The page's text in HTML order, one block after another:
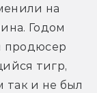
на
Годом
продюсер
тигр,
так и не был